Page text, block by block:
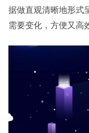
据做直观清晰地形式
需要变化，方便又高